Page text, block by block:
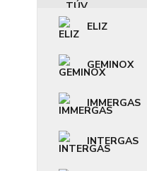
ELIZ
GEMINOX
IMMERGAS
INTERGAS